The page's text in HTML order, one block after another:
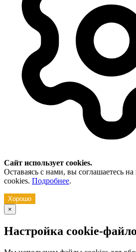
Сайт использует cookies.
Оставаясь с нами, вы соглашаетесь
cookies. Подробнее.
Хорошо
×
Настройка cookie-